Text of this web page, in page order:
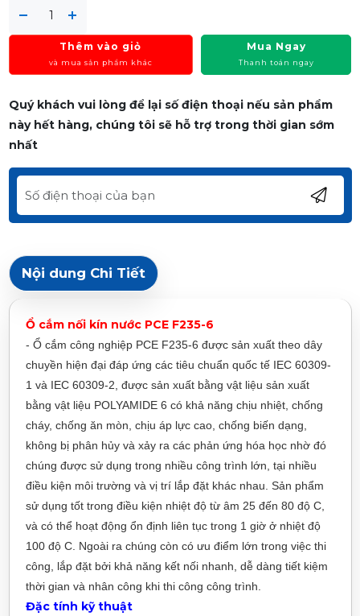
Thêm vào giỏ
và mua sản phẩm khác
Mua Ngay
Thanh toán ngay
Quý khách vui lòng để lại số điện thoại nếu sản phẩm
này hết hàng, chúng tôi sẽ hỗ trợ trong thời gian sớm
nhất
Nội dung Chi Tiết
Ổ cắm nối kín nước PCE F235-6
- Ổ cắm công nghiệp PCE F235-6 được sản xuất theo dây
chuyền hiện đại đáp ứng các tiêu chuẩn quốc tế IEC 60309-
1 và IEC 60309-2, được sản xuất bằng vật liệu sản xuất
bằng vật liệu POLYAMIDE 6 có khả năng chịu nhiệt, chống
cháy, chống ăn mòn, chịu áp lực cao, chống biến dạng,
không bị phân hủy và xảy ra các phản ứng hóa học nhờ đó
chúng được sử dụng trong nhiều công trình lớn, tại nhiều
điều kiện môi trường và vị trí lắp đặt khác nhau. Sản phẩm
sử dụng tốt trong điều kiện nhiệt độ từ âm 25 đến 80 độ C,
và có thể hoạt động ổn định liên tục trong 1 giờ ở nhiệt độ
100 độ C. Ngoài ra chúng còn có ưu điểm lớn trong việc thi
công, lắp đặt bởi khả năng kết nối nhanh, dễ dàng tiết kiệm
thời gian và nhân công khi thi công công trình.
Đặc tính kỹ thuật